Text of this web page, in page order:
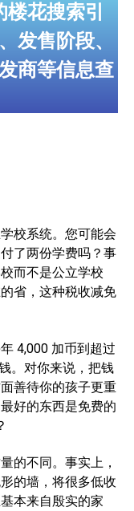
花搜索引
发售阶段、
商等信息查
校系统。您可能会
了两份学费吗？事
而不是公立学校
省，这种税收减免
4,000 加币到超过
。对你来说，把钱
善待你的孩子更重
好的东西是免费的
的不同。事实上，
的墙，将很多低收
本来自殷实的家